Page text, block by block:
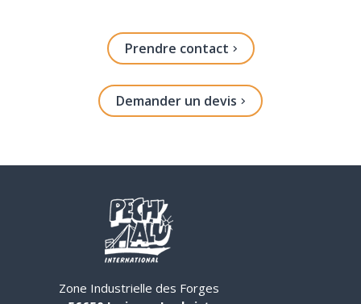
Prendre contact
Demander un devis
Zone Industrielle des Forges